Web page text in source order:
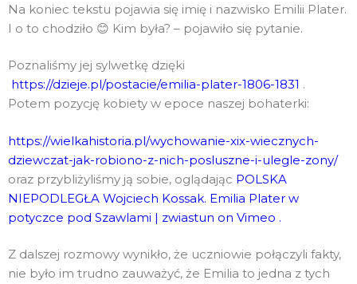
Na koniec tekstu pojawia się imię i nazwisko Emilii Plater.
I o to chodziło 😊 Kim była? – pojawiło się pytanie.
Poznaliśmy jej sylwetkę dzięki
https://dzieje.pl/postacie/emilia-plater-1806-1831 .
Potem pozycję kobiety w epoce naszej bohaterki:
https://wielkahistoria.pl/wychowanie-xix-wiecznych-
dziewczat-jak-robiono-z-nich-posluszne-i-ulegle-zony/
oraz przybliżyliśmy ją sobie, oglądając POLSKA
NIEPODLEGŁA Wojciech Kossak. Emilia Plater w
potyczce pod Szawlami | zwiastun on Vimeo .
Z dalszej rozmowy wynikło, że uczniowie połączyli fakty,
nie było im trudno zauważyć, że Emilia to jedna z tych